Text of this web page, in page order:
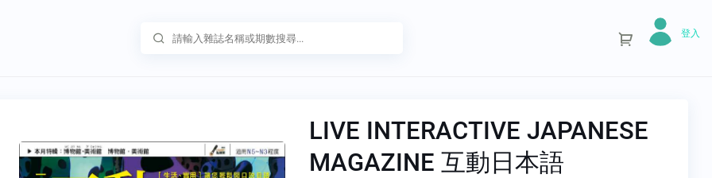
登入
LIVE INTERACTIVE JAPANESE
MAGAZINE 互動日本語